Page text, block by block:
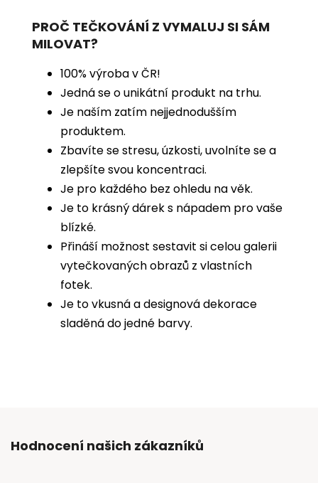
PROČ TEČKOVÁNÍ Z VYMALUJ SI SÁM
MILOVAT?
100% výroba v ČR!
Jedná se o unikátní produkt na trhu.
Je naším zatím nejjednodušším
produktem.
Zbavíte se stresu, úzkosti, uvolníte se a
zlepšíte svou koncentraci.
Je pro každého bez ohledu na věk.
Je to krásný dárek s nápadem pro vaše
blízké.
Přináší možnost sestavit si celou galerii
vytečkovaných obrazů z vlastních
fotek.
Je to vkusná a designová dekorace
sladěná do jedné barvy.
Hodnocení našich zákazníků